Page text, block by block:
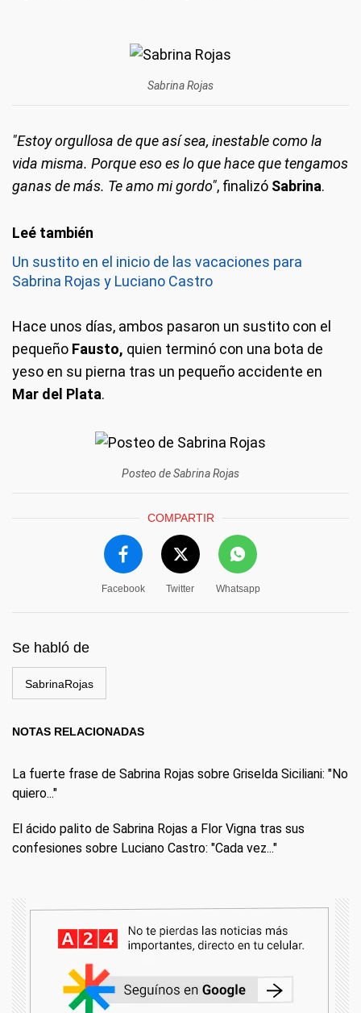
Sabrina Rojas
"Estoy orgullosa de que así sea, inestable como la
vida misma. Porque eso es lo que hace que tengamos
ganas de más. Te amo mi gordo", finalizó Sabrina.
Un sustito en el inicio de las vacaciones para
Sabrina Rojas y Luciano Castro
Hace unos días, ambos pasaron un sustito con el
pequeño Fausto, quien terminó con una bota de
yeso en su pierna tras un pequeño accidente en
Mar del Plata.
Posteo de Sabrina Rojas
COMPARTIR
Facebook Twitter Whatsapp
Se habló de
SabrinaRojas
NOTAS RELACIONADAS
La fuerte frase de Sabrina Rojas sobre Griselda Siciliani: "No
quiero..."
El ácido palito de Sabrina Rojas a Flor Vigna tras sus
confesiones sobre Luciano Castro: "Cada vez..."